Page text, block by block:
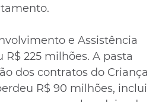
e Assistência
225 milhões. A pasta
dos contratos do Criança
R$ 90 milhões, inclui